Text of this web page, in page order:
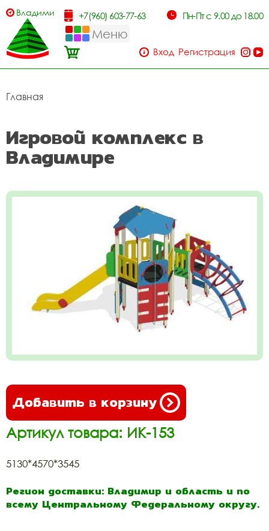
Владимир +7(960) 603-77-63 Пн-Пт с 9.00 до 18.00
Меню
Вход Регистрация
Главная
Игровой комплекс в
Владимире
Добавить в корзину
Артикул товара: ИК-153
5130*4570*3545
Регион доставки: Владимир и область и по
всему Центральному Федеральному округу.